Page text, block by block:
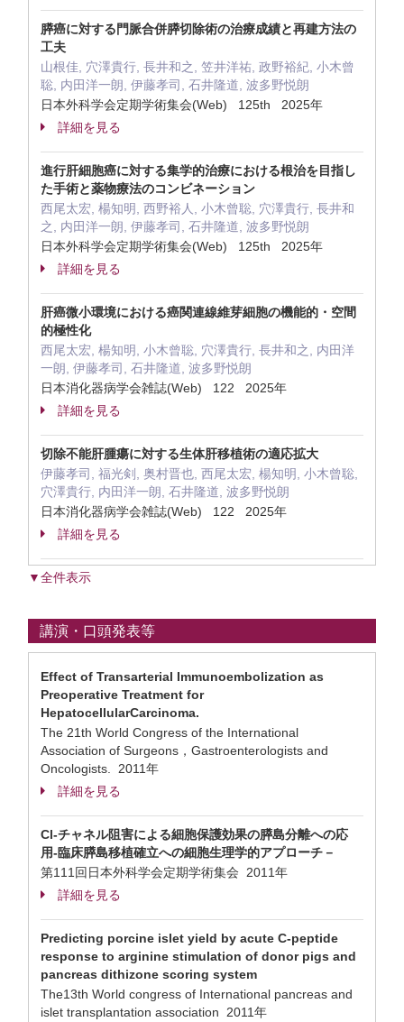
膵癌に対する門脈合併膵切除術の治療成績と再建方法の
工夫
山根佳, 穴澤貴行, 長井和之, 笠井洋祐, 政野裕紀, 小木曾
聡, 内田洋一朗, 伊藤孝司, 石井隆道, 波多野悦朗
日本外科学会定期学術集会(Web) 125th 2025年
詳細を見る
進行肝細胞癌に対する集学的治療における根治を目指し
た手術と薬物療法のコンビネーション
西尾太宏, 楊知明, 西野裕人, 小木曾聡, 穴澤貴行, 長井和
之, 内田洋一朗, 伊藤孝司, 石井隆道, 波多野悦朗
日本外科学会定期学術集会(Web) 125th 2025年
詳細を見る
肝癌微小環境における癌関連線維芽細胞の機能的・空間
的極性化
西尾太宏, 楊知明, 小木曾聡, 穴澤貴行, 長井和之, 内田洋
一朗, 伊藤孝司, 石井隆道, 波多野悦朗
日本消化器病学会雑誌(Web) 122 2025年
詳細を見る
切除不能肝腫瘍に対する生体肝移植術の適応拡大
伊藤孝司, 福光剣, 奥村晋也, 西尾太宏, 楊知明, 小木曾聡,
穴澤貴行, 内田洋一朗, 石井隆道, 波多野悦朗
日本消化器病学会雑誌(Web) 122 2025年
詳細を見る
▼全件表示
講演・口頭発表等
Effect of Transarterial Immunoembolization as
Preoperative Treatment for
HepatocellularCarcinoma.
The 21th World Congress of the International
Association of Surgeons，Gastroenterologists and
Oncologists. 2011年
詳細を見る
Cl-チャネル阻害による細胞保護効果の膵島分離への応
用-臨床膵島移植確立への細胞生理学的アプローチ－
第111回日本外科学会定期学術集会 2011年
詳細を見る
Predicting porcine islet yield by acute C-peptide
response to arginine stimulation of donor pigs and
pancreas dithizone scoring system
The13th World congress of International pancreas and
islet transplantation association 2011年